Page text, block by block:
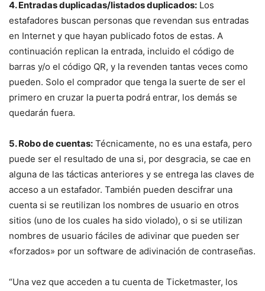
4. Entradas duplicadas/listados duplicados: Los
estafadores buscan personas que revendan sus entradas
en Internet y que hayan publicado fotos de estas. A
continuación replican la entrada, incluido el código de
barras y/o el código QR, y la revenden tantas veces como
pueden. Solo el comprador que tenga la suerte de ser el
primero en cruzar la puerta podrá entrar, los demás se
quedarán fuera.
5. Robo de cuentas: Técnicamente, no es una estafa, pero
puede ser el resultado de una si, por desgracia, se cae en
alguna de las tácticas anteriores y se entrega las claves de
acceso a un estafador. También pueden descifrar una
cuenta si se reutilizan los nombres de usuario en otros
sitios (uno de los cuales ha sido violado), o si se utilizan
nombres de usuario fáciles de adivinar que pueden ser
«forzados» por un software de adivinación de contraseñas.
“Una vez que acceden a tu cuenta de Ticketmaster, los